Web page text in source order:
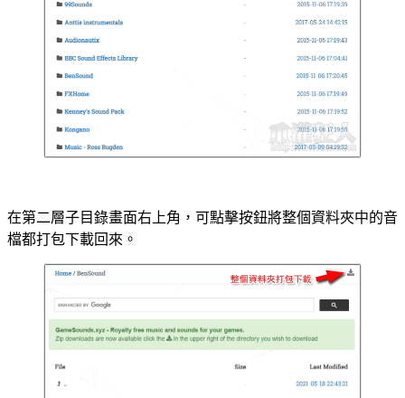
在第二層子目錄畫面右上角，可點擊按鈕將整個資料夾中的音
檔都打包下載回來。